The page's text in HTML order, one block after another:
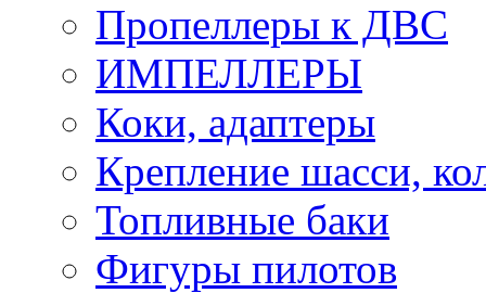
Пропеллеры к ДВС
ИМПЕЛЛЕРЫ
Коки, адаптеры
Крепление шасси,
Топливные баки
Фигуры пилотов